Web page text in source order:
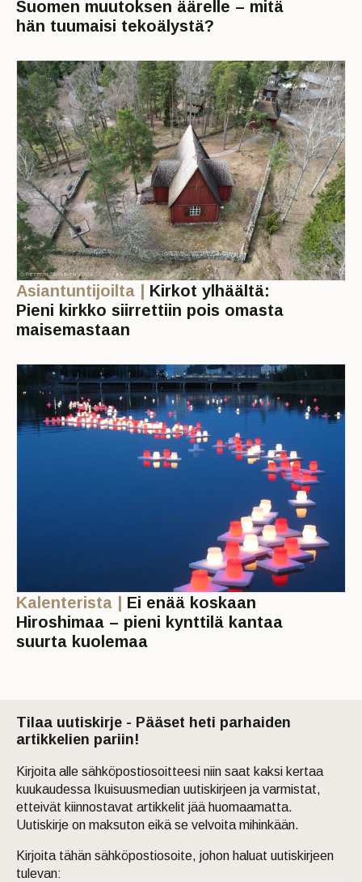
Suomen muutoksen äärelle – mitä
hän tuumaisi tekoälystä?
Asiantuntijoilta | Kirkot ylhäältä:
Pieni kirkko siirrettiin pois omasta
maisemastaan
Kalenterista | Ei enää koskaan
Hiroshimaa – pieni kynttilä kantaa
suurta kuolemaa
Tilaa uutiskirje - Pääset heti parhaiden
artikkelien pariin!
Kirjoita alle sähköpostiosoitteesi niin saat kaksi kertaa
kuukaudessa Ikuisuusmedian uutiskirjeen ja varmistat,
etteivät kiinnostavat artikkelit jää huomaamatta.
Uutiskirje on maksuton eikä se velvoita mihinkään.
Kirjoita tähän sähköpostiosoite, johon haluat uutiskirjeen
tulevan: